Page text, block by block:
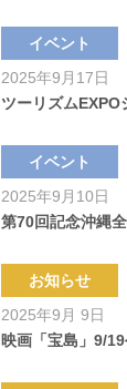
イベント
2025年9月17日
ツーリズムEXPO
イベント
2025年9月10日
第70回記念沖縄
お知らせ
2025年9月 9日
映画「宝島」9/